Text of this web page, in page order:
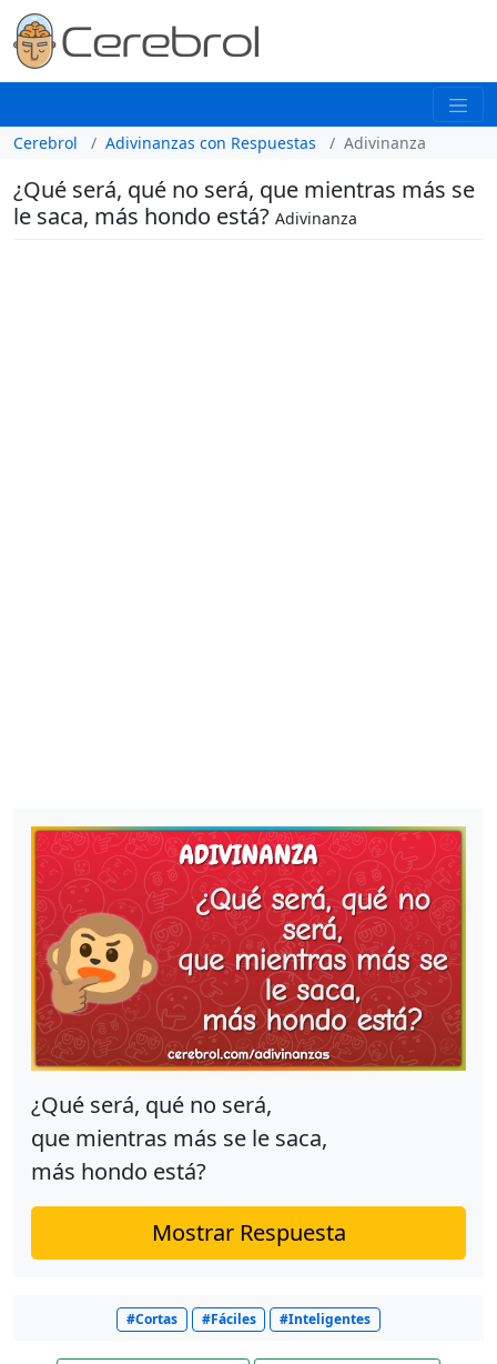
Cerebrol Adivinanzas con Respuestas Adivinanza
¿Qué será, qué no será, que mientras más se
le saca, más hondo está? Adivinanza
¿Qué será, qué no será,
que mientras más se le saca,
más hondo está?
Mostrar Respuesta
#Cortas #Fáciles #Inteligentes